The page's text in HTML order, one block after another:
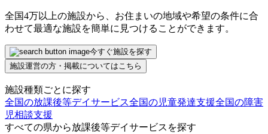
全国4万以上の施設から、お住まいの地域や希望の条件に合
わせて最適な施設を簡単に見つけることができます。
今すぐ施設を探す
施設運営の方・掲載についてはこちら
施設種類ごとに探す
全国の放課後等デイサービス全国の児童発達支援全国の障害
児相談支援
すべての県から放課後等デイサービスを探す